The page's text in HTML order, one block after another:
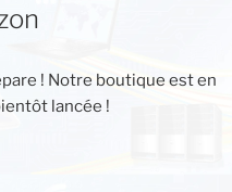
! Notre boutique est en
lancée !